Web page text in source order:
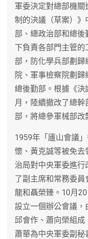
軍委決定對總部機
制的決議（草案）
部、總政治部和總
下負責各部門主管
部，防化學兵部劃歸
院、軍事檢察院劃
總後勤部。根據《
月，陸續撤改了總
部，將總參軍械部改
1959年「廬山會議
懷、黃克誠等被免
治局對中央軍委進
了副主席和常務委
龍和聶榮臻。10月
設立一個辦公會議，
邱會作、蕭向榮組
蕭華為中央軍委副